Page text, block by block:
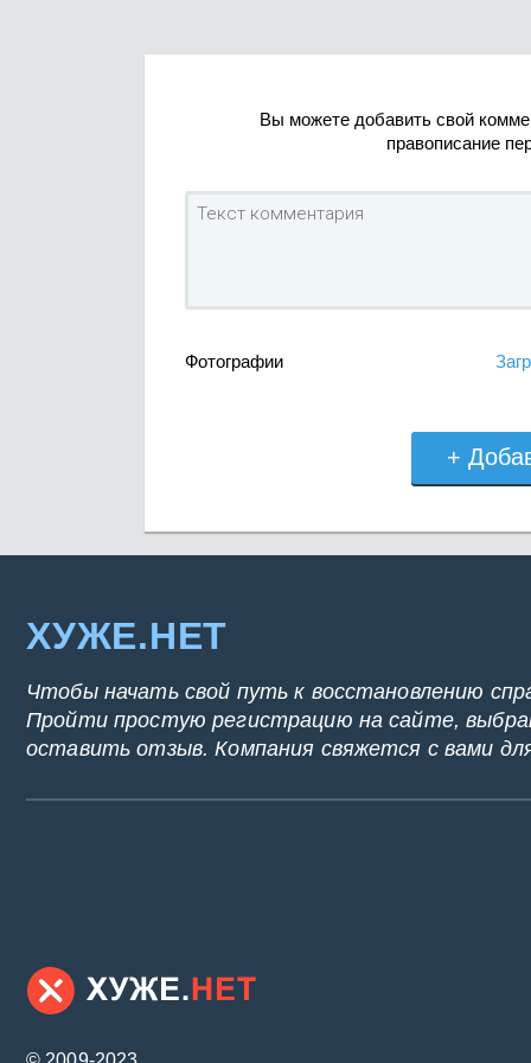
Вы можете добавить свой
правописание
Фотографии
+
ХУЖЕ.НЕТ
Чтобы начать свой путь к восстановлению
Пройти простую регистрацию на сайте,
оставить отзыв. Компания свяжется с вами